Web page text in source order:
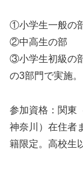
①小学生一般の
②中高生の部
③小学生初級の
の3部門で実施。
参加資格：関東
神奈川）在住者
籍限定。高校生